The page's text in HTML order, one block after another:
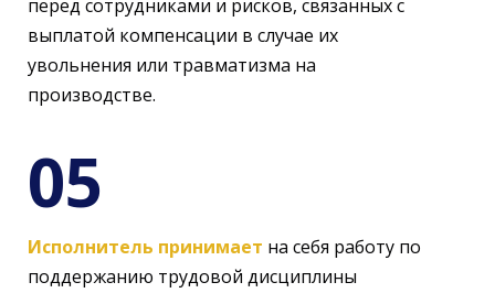
Исполнитель принимает на себя работу по
поддержанию трудовой дисциплины
перед сотрудниками и рисков, связанных с
выплатой компенсации в случае их
увольнения или травматизма на
производстве.
05